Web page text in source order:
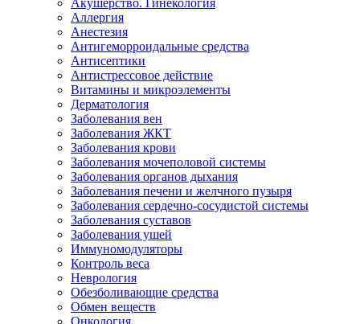
Акушерство. Гинекология
Аллергия
Анестезия
Антигеморроидальные средства
Антисептики
Антистрессовое действие
Витамины и микроэлементы
Дерматология
Заболевания вен
Заболевания ЖКТ
Заболевания крови
Заболевания мочеполовой системы
Заболевания органов дыхания
Заболевания печени и желчного пузыря
Заболевания сердечно-сосудистой системы
Заболевания суставов
Заболевания ушей
Иммуномодуляторы
Контроль веса
Неврология
Обезболивающие средства
Обмен веществ
Онкология